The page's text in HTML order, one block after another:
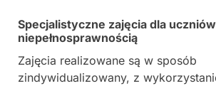
Specjalistyczne zajęcia dla
niepełnosprawnością
Zajęcia realizowane są w sposób
zindywidualizowany, z